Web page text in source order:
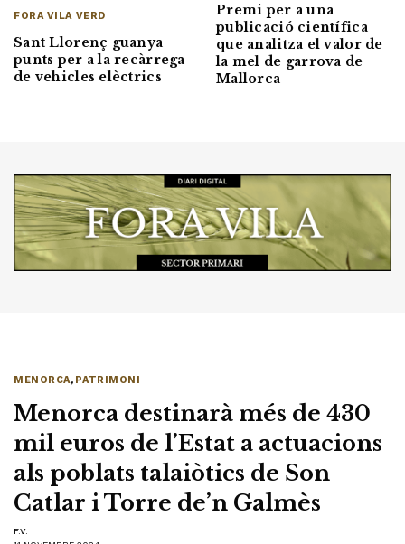
FORA VILA VERD
Sant Llorenç guanya
punts per a la recàrrega
de vehicles elèctrics
Premi per a una
publicació científica
que analitza el valor de
la mel de garrova de
Mallorca
MENORCA, PATRIMONI
Menorca destinarà més de 430
mil euros de l’Estat a actuacions
als poblats talaiòtics de Son
Catlar i Torre de’n Galmès
F.V.